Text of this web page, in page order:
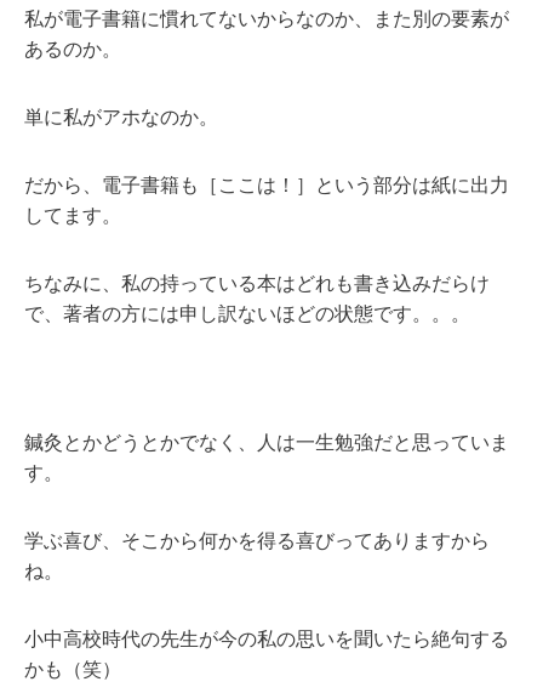
私が電子書籍に慣れてないからなのか、また別の要素が
あるのか。
単に私がアホなのか。
だから、電子書籍も［ここは！］という部分は紙に出力
してます。
ちなみに、私の持っている本はどれも書き込みだらけ
で、著者の方には申し訳ないほどの状態です。。。
鍼灸とかどうとかでなく、人は一生勉強だと思っていま
す。
学ぶ喜び、そこから何かを得る喜びってありますから
ね。
小中高校時代の先生が今の私の思いを聞いたら絶句する
かも（笑）